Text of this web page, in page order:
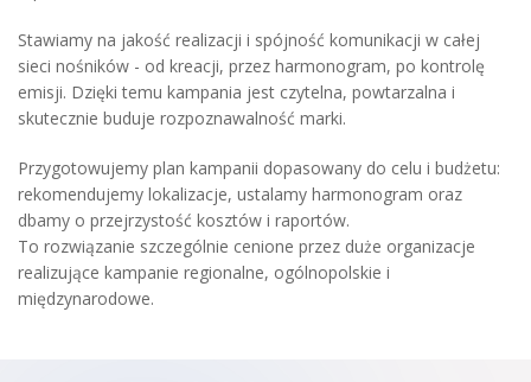
Stawiamy na jakość realizacji i spójność komunikacji w całej
sieci nośników - od kreacji, przez harmonogram, po kontrolę
emisji. Dzięki temu kampania jest czytelna, powtarzalna i
skutecznie buduje rozpoznawalność marki.
Przygotowujemy plan kampanii dopasowany do celu i budżetu:
rekomendujemy lokalizacje, ustalamy harmonogram oraz
dbamy o przejrzystość kosztów i raportów.
To rozwiązanie szczególnie cenione przez duże organizacje
realizujące kampanie regionalne, ogólnopolskie i
międzynarodowe.